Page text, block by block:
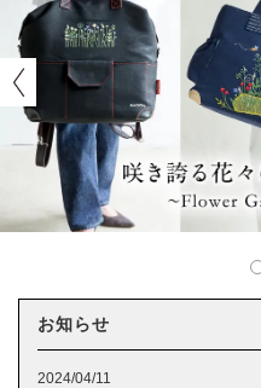
お知らせ
2024/04/11